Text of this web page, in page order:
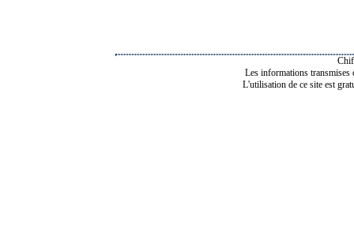
Les informations transmises
L'utilisation de ce site est